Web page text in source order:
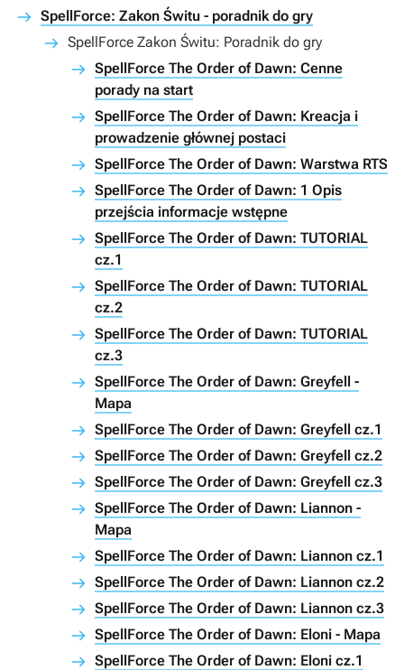
SpellForce: Zakon Świtu - poradnik do gry
SpellForce Zakon Świtu: Poradnik do gry
SpellForce The Order of Dawn: Cenne
porady na start
SpellForce The Order of Dawn: Kreacja i
prowadzenie głównej postaci
SpellForce The Order of Dawn: Warstwa RTS
SpellForce The Order of Dawn: 1 Opis
przejścia informacje wstępne
SpellForce The Order of Dawn: TUTORIAL
cz.1
SpellForce The Order of Dawn: TUTORIAL
cz.2
SpellForce The Order of Dawn: TUTORIAL
cz.3
SpellForce The Order of Dawn: Greyfell -
Mapa
SpellForce The Order of Dawn: Greyfell cz.1
SpellForce The Order of Dawn: Greyfell cz.2
SpellForce The Order of Dawn: Greyfell cz.3
SpellForce The Order of Dawn: Liannon -
Mapa
SpellForce The Order of Dawn: Liannon cz.1
SpellForce The Order of Dawn: Liannon cz.2
SpellForce The Order of Dawn: Liannon cz.3
SpellForce The Order of Dawn: Eloni - Mapa
SpellForce The Order of Dawn: Eloni cz.1